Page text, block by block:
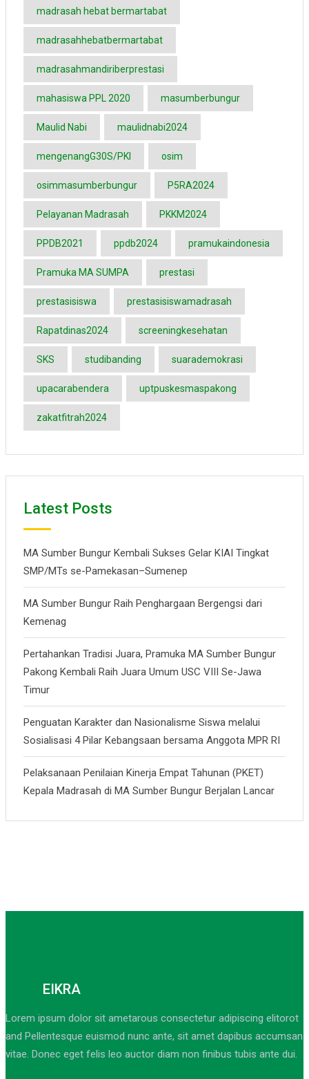
madrasah hebat bermartabat
madrasahhebatbermartabat
madrasahmandiriberprestasi
mahasiswa PPL 2020 masumberbungur
Maulid Nabi maulidnabi2024
mengenangG30S/PKI osim
osimmasumberbungur P5RA2024
Pelayanan Madrasah PKKM2024
PPDB2021 ppdb2024 pramukaindonesia
Pramuka MA SUMPA prestasi
prestasisiswa prestasisiswamadrasah
Rapatdinas2024 screeningkesehatan
SKS studibanding suarademokrasi
upacarabendera uptpuskesmaspakong
zakatfitrah2024
Latest Posts
MA Sumber Bungur Kembali Sukses Gelar KIAI Tingkat
SMP/MTs se-Pamekasan–Sumenep
MA Sumber Bungur Raih Penghargaan Bergengsi dari
Kemenag
Pertahankan Tradisi Juara, Pramuka MA Sumber Bungur
Pakong Kembali Raih Juara Umum USC VIII Se-Jawa
Timur
Penguatan Karakter dan Nasionalisme Siswa melalui
Sosialisasi 4 Pilar Kebangsaan bersama Anggota MPR RI
Pelaksanaan Penilaian Kinerja Empat Tahunan (PKET)
Kepala Madrasah di MA Sumber Bungur Berjalan Lancar
EIKRA
Lorem ipsum dolor sit ametarous consectetur adipiscing elitorot
and Pellentesque euismod nunc ante, sit amet dapibus accumsan
vitae. Donec eget felis leo auctor diam non finibus tubis ante dui.